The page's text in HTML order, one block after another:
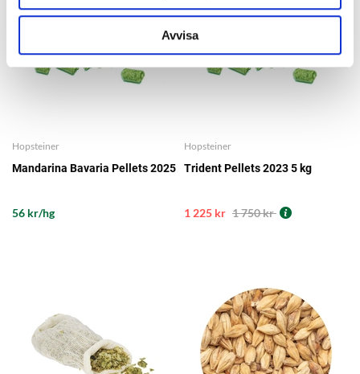
Avvisa
Hopsteiner
Mandarina Bavaria Pellets 2025
56 kr/hg
Hopsteiner
Trident Pellets 2023 5 kg
1 225 kr 1 750 kr